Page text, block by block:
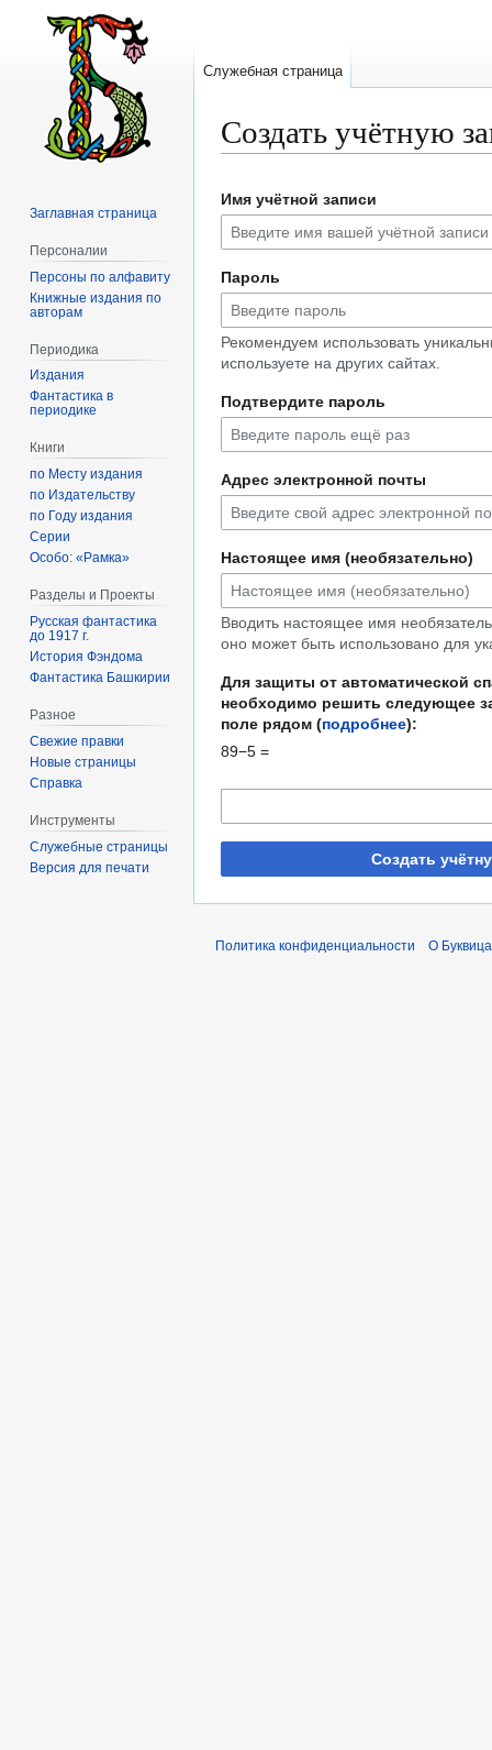
Создать учётную
к
навигации
к
поиску
Имя учётной записи
Пароль
Рекомендуем использовать
используете на других сайтах.
Подтвердите пароль
Адрес электронной почты
Настоящее имя (необязательно)
Вводить настоящее имя
оно может быть использовано для
Для защиты от автоматической
необходимо решить следующее
поле рядом (подробнее):
89−5 =
Создать
Служебная страница
Заглавная страница
Персоналии
Персоны по алфавиту
Книжные издания по
авторам
Периодика
Издания
Фантастика в
периодике
Книги
по Месту издания
по Издательству
по Году издания
Серии
Особо: «Рамка»
Разделы и Проекты
Русская фантастика
до 1917 г.
История Фэндома
Фантастика Башкирии
Разное
Свежие правки
Новые страницы
Справка
Инструменты
Служебные страницы
Версия для печати
Политика конфиденциальности О Буквица